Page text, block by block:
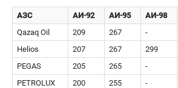
АЗС АИ-92 АИ-95 АИ-98
Qazaq Oil
209 267 -
Helios
207 267 299
PEGAS
205 265 -
PETROLUX
200 255 -